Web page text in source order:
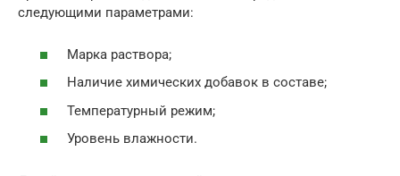
следующими параметрами:
Марка раствора;
Наличие химических добавок в составе;
Температурный режим;
Уровень влажности.